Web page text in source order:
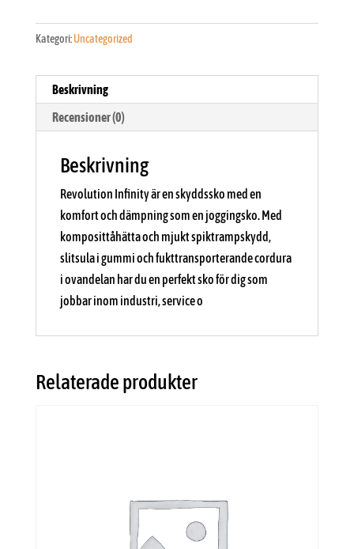
Kategori:Uncategorized
Beskrivning
Recensioner (0)
Beskrivning
Revolution Infinity är en skyddssko med en
komfort och dämpning som en joggingsko. Med
komposittåhätta och mjukt spiktrampskydd,
slitsula i gummi och fukttransporterande cordura
i ovandelan har du en perfekt sko för dig som
jobbar inom industri, service o
Relaterade produkter